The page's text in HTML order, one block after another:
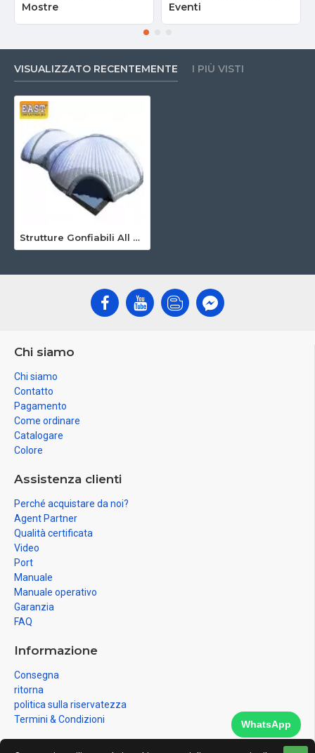
Mostre
Eventi
VISUALIZZATO RECENTEMENTE I PIÙ VISTI
Strutture Gonfiabili All Aperto
Chi siamo
Chi siamo
Contatto
Pagamento
Come ordinare
Catalogare
Colore
Assistenza clienti
Perché acquistare da noi?
Agent Partner
Qualità certificata
Video
Port
Manuale
Manuale operativo
Garanzia
FAQ
Informazione
Consegna
ritorna
politica sulla riservatezza
Termini & Condizioni
WhatsApp